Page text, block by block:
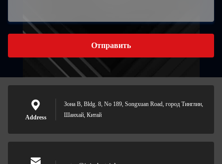
Отправить
Address
Зона B, Bldg. 8, No 189, Songxuan Road, город Тинглин,
Шанхай, Китай